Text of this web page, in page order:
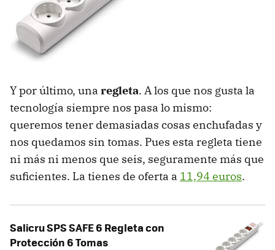
Y por último, una regleta. A los que nos gusta la
tecnología siempre nos pasa lo mismo:
queremos tener demasiadas cosas enchufadas y
nos quedamos sin tomas. Pues esta regleta tiene
ni más ni menos que seis, seguramente más que
suficientes. La tienes de oferta a 11,94 euros.
Salicru SPS SAFE 6 Regleta con
Protección 6 Tomas